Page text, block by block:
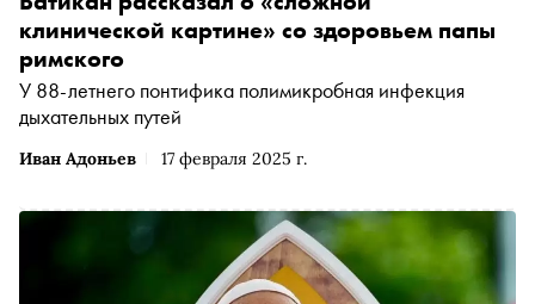
Иван Адоньев 17 февраля 2025 г.
клинической картине» со здоровьем папы
римского
У 88-летнего понтифика полимикробная инфекция
дыхательных путей